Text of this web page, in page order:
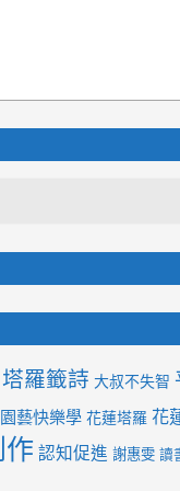
塔羅籤詩 大叔不失智
藝快樂學 花蓮塔羅 花
認知促進 謝惠雯 讀